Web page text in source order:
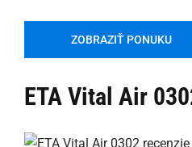
ZOBRAZIŤ PONUKU
ETA Vital Air